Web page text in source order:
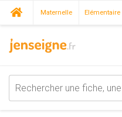
Maternelle Elémentaire